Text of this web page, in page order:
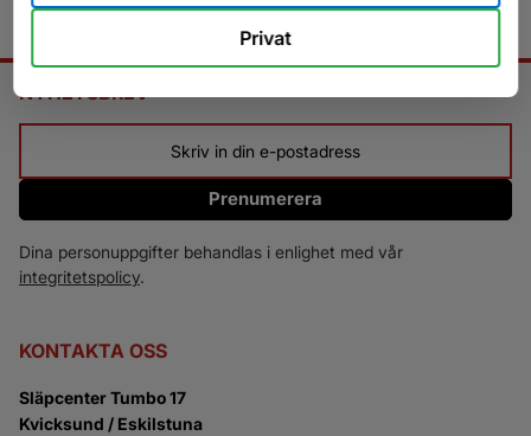
NYHETSBREV
Prenumerera
Dina personuppgifter behandlas i enlighet med vår
integritetspolicy.
KONTAKTA OSS
Släpcenter Tumbo 17
Kvicksund / Eskilstuna
Privat